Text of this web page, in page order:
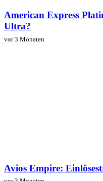
American Express
Ultra?
vor 3 Monaten
Avios Empire: